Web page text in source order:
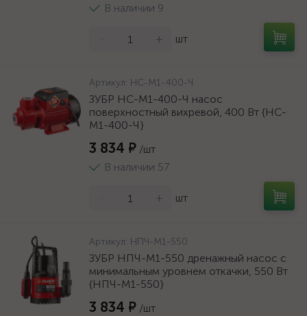
В наличии 9
+ шт
Артикул: НС-М1-400-Ч
ЗУБР НС-М1-400-Ч насос
поверхностный вихревой, 400 Вт {НС-
М1-400-Ч}
3 834 ₽ /шт
В наличии 57
+ шт
Артикул: НПЧ-М1-550
ЗУБР НПЧ-М1-550 дренажный насос с
минимальным уровнем откачки, 550 Вт
{НПЧ-М1-550}
3 834 ₽ /шт